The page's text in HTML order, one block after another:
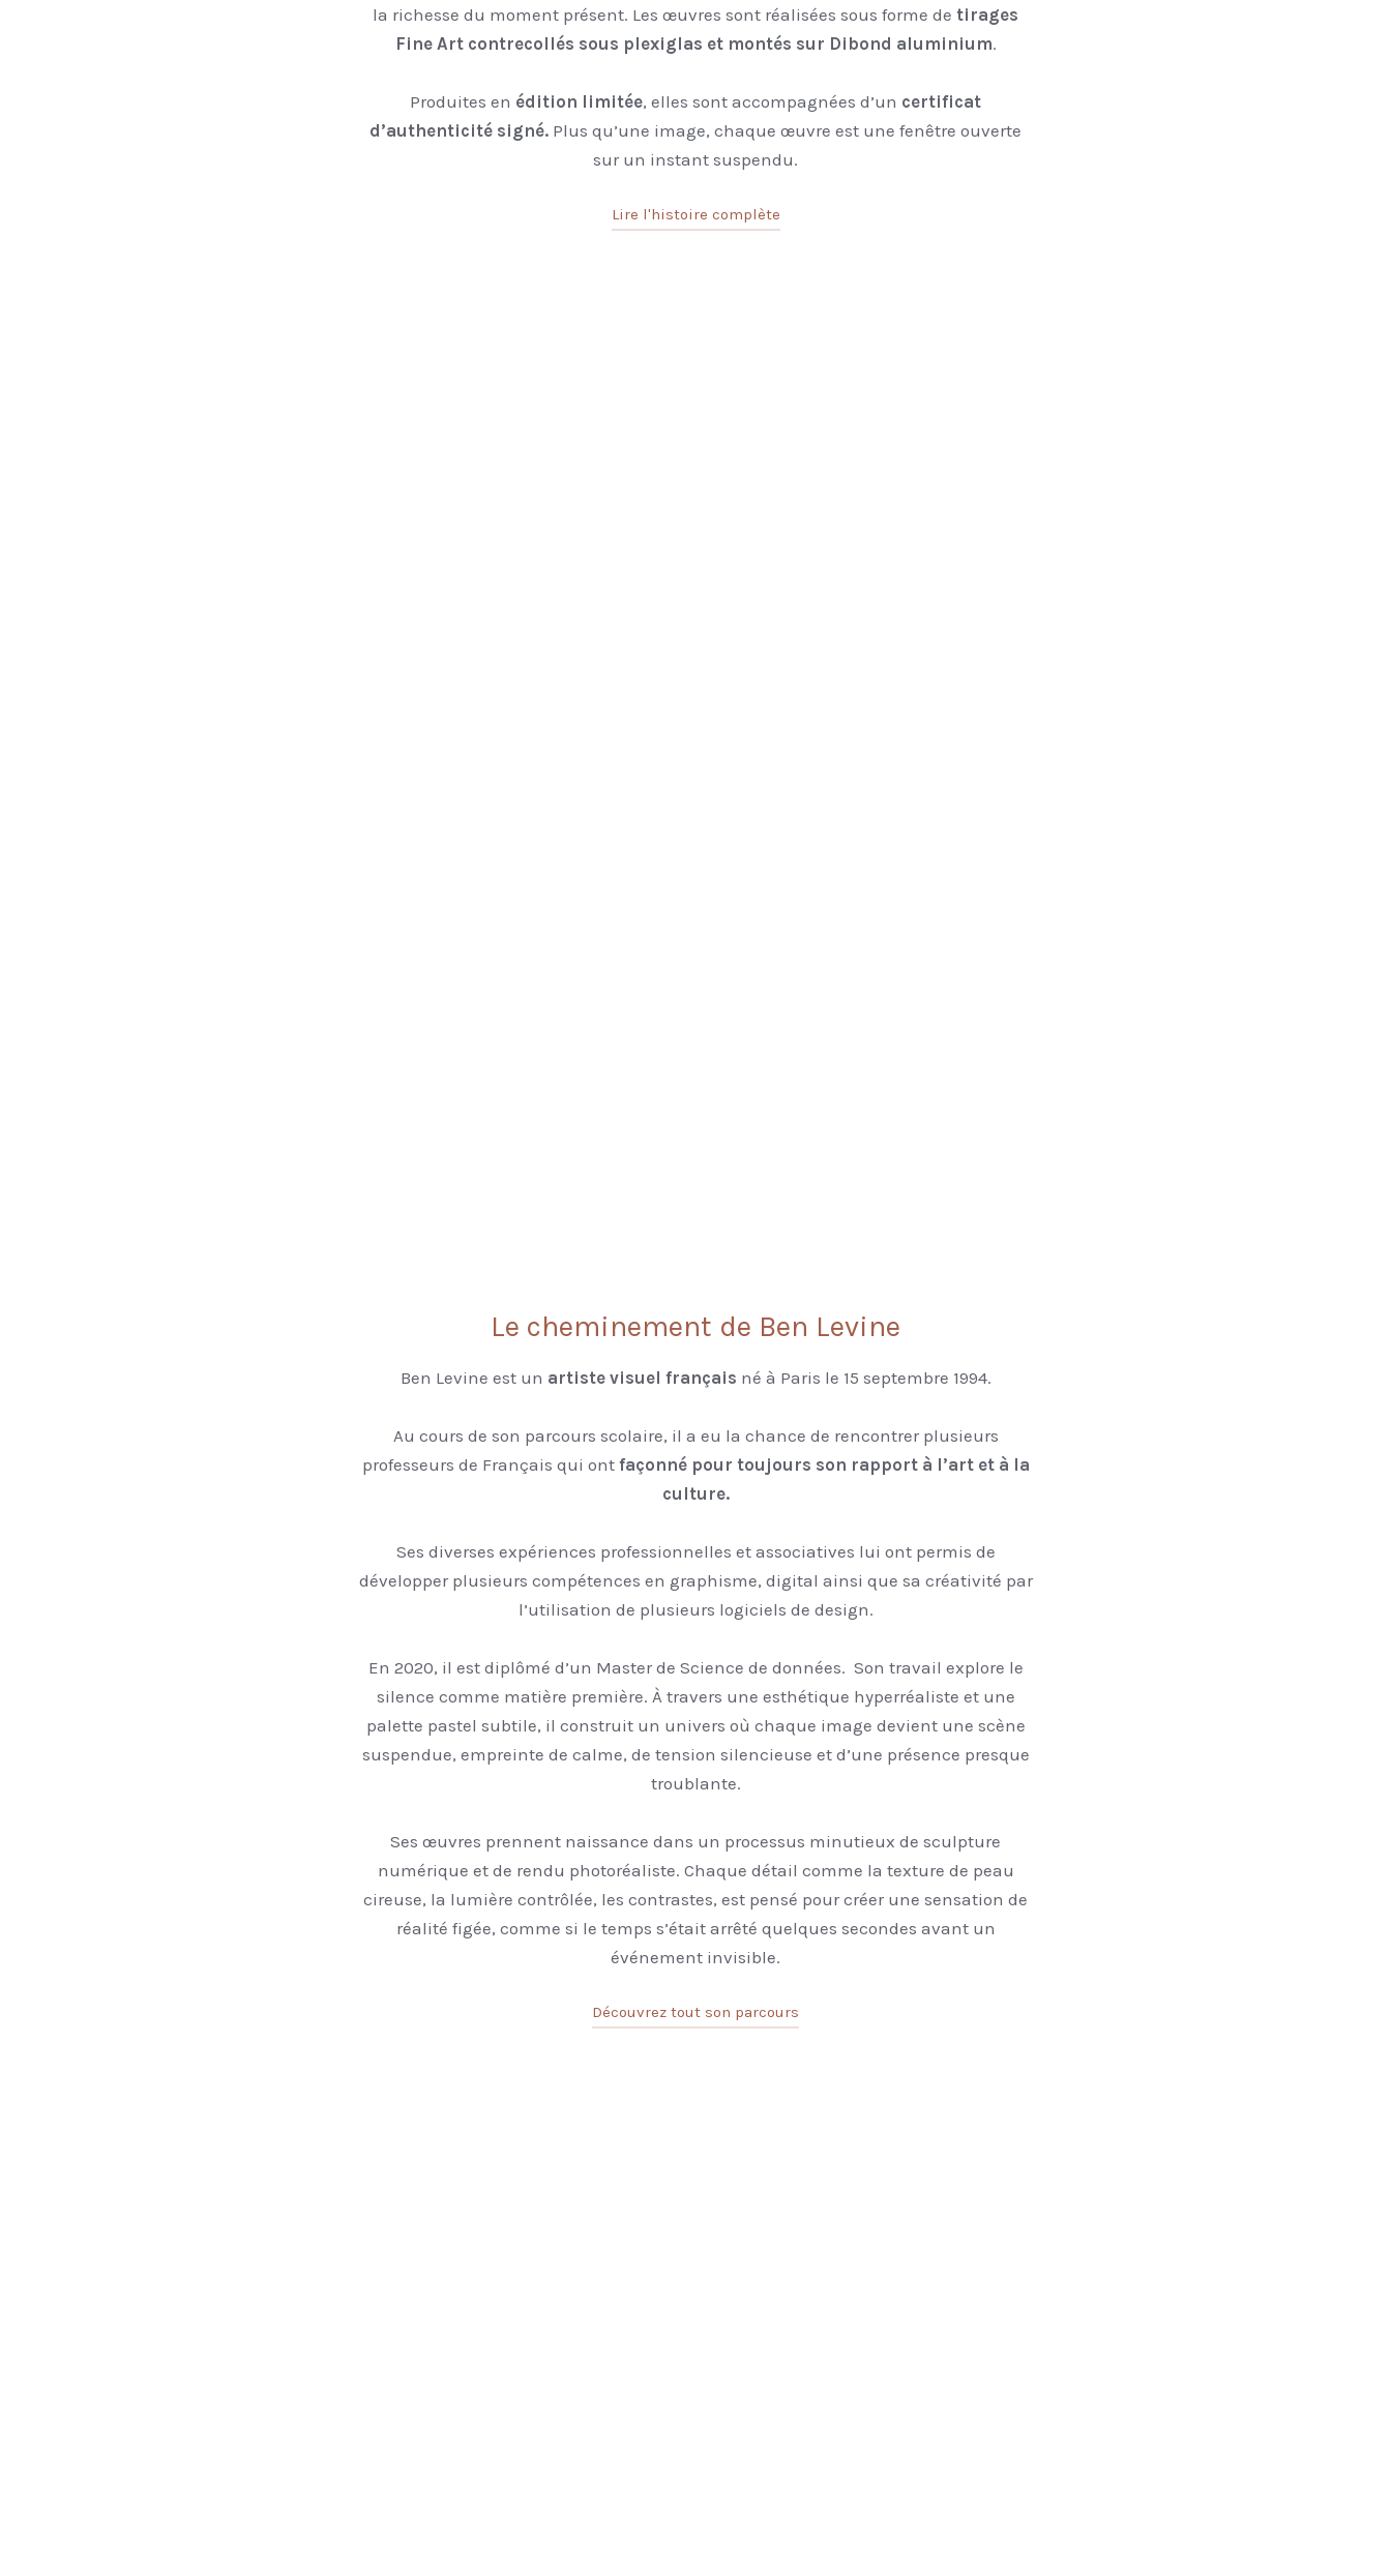
la richesse du moment présent. Les œuvres sont réalisées sous forme de tirages
Fine Art contrecollés sous plexiglas et montés sur Dibond aluminium.
Produites en édition limitée, elles sont accompagnées d’un certificat
d’authenticité signé. Plus qu’une image, chaque œuvre est une fenêtre ouverte
sur un instant suspendu.
Lire l'histoire complète
Le cheminement de Ben Levine
Ben Levine est un artiste visuel français né à Paris le 15 septembre 1994.
Au cours de son parcours scolaire, il a eu la chance de rencontrer plusieurs
professeurs de Français qui ont façonné pour toujours son rapport à l’art et à la
culture.
Ses diverses expériences professionnelles et associatives lui ont permis de
développer plusieurs compétences en graphisme, digital ainsi que sa créativité par
l’utilisation de plusieurs logiciels de design.
En 2020, il est diplômé d’un Master de Science de données. Son travail explore le
silence comme matière première. À travers une esthétique hyperréaliste et une
palette pastel subtile, il construit un univers où chaque image devient une scène
suspendue, empreinte de calme, de tension silencieuse et d’une présence presque
troublante.
Ses œuvres prennent naissance dans un processus minutieux de sculpture
numérique et de rendu photoréaliste. Chaque détail comme la texture de peau
cireuse, la lumière contrôlée, les contrastes, est pensé pour créer une sensation de
réalité figée, comme si le temps s’était arrêté quelques secondes avant un
événement invisible.
Découvrez tout son parcours